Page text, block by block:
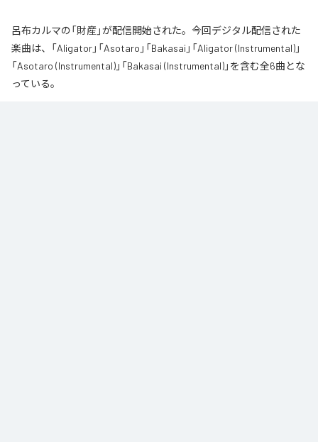
呂布カルマの「財産」が配信開始された。今回デジタル配信された
楽曲は、「Aligator」「Asotaro」「Bakasai」「Aligator (Instrumental)」
「Asotaro (Instrumental)」「Bakasai (Instrumental)」を含む全6曲とな
っている。